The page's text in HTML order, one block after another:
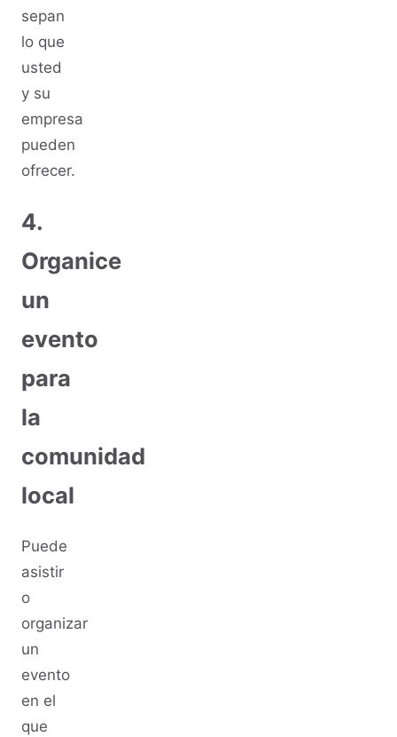
sepan
lo que
usted
y su
empresa
pueden
ofrecer.
4.
Organice
un
evento
para
la
comunidad
local
Puede
asistir
o
organizar
un
evento
en el
que